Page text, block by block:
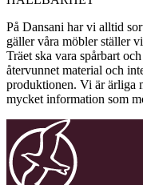
På Dansani har vi alltid
gäller våra möbler ställer
Träet ska vara spårbart
återvunnet material och
produktionen. Vi är ärliga
mycket information som